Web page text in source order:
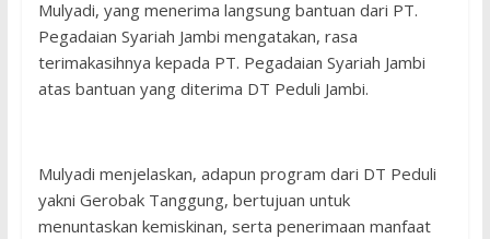
Mulyadi, yang menerima langsung bantuan dari PT.
Pegadaian Syariah Jambi mengatakan, rasa
terimakasihnya kepada PT. Pegadaian Syariah Jambi
atas bantuan yang diterima DT Peduli Jambi.
Mulyadi menjelaskan, adapun program dari DT Peduli
yakni Gerobak Tanggung, bertujuan untuk
menuntaskan kemiskinan, serta penerimaan manfaat